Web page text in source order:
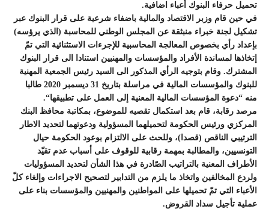
تحميل حرفاء البنوك أعباء اضافية.
في حين قام وزبر الاقتصاد والمالية باضفاء شرعية على قرار البنوك عبر
تشكيل لجنة خبراء منبثقة عن المجلس الوطني للمحاسبة (الذي يرؤسه)
بإعداد رأي بخصوص المعالجة المحاسبية للإجرءات الاستثنائية التي تمّ
إتخاذها لمساندة الأفراد والمؤسسات والمهنيين استنادا الى قرار البنوك
المشترك. وقام بتوجيه الرأي المذكور الى السيد رئيس الجمعية المهنية
للبنوك والمؤسسات المالية في مراسلة بتاريخ 31 ديسمبر 2020 طالبا
منه “دعوة المؤسسات المالية المعنية إلى العمل على تطبيقها“.
مرصد رقابة، قام بعد استكمال تقصيه للموضوع، بمكاتبة محافظ البنك
المركزي ورئيس الحكومة لتحميلهما المسؤولية ودعوتهما لتحديد الاطار
الترتيبي الناقص (قصدا)، وللحث على الالتزام بوعود الحكومة حيال
التونسيين، والمطالبة بمهمة رقابية للوقوف على أسباب عدم تقيّد
الأطراف المعنية بالتراتيب الصّادرة في هذا الشأن لتحديد المسؤوليات
ولردع المخالفين واتخاذ ما يلزم من التدابير لتصحيح الاجراءات وإلغاء كلّ
الأعباء التي تمّ تحميلها على المواطنين والمهنيين والمؤسسات بناء على
عملية تأجيل سداد القروض.